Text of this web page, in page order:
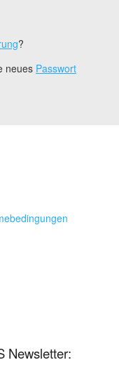
?
neues Passwort
Newsletter: